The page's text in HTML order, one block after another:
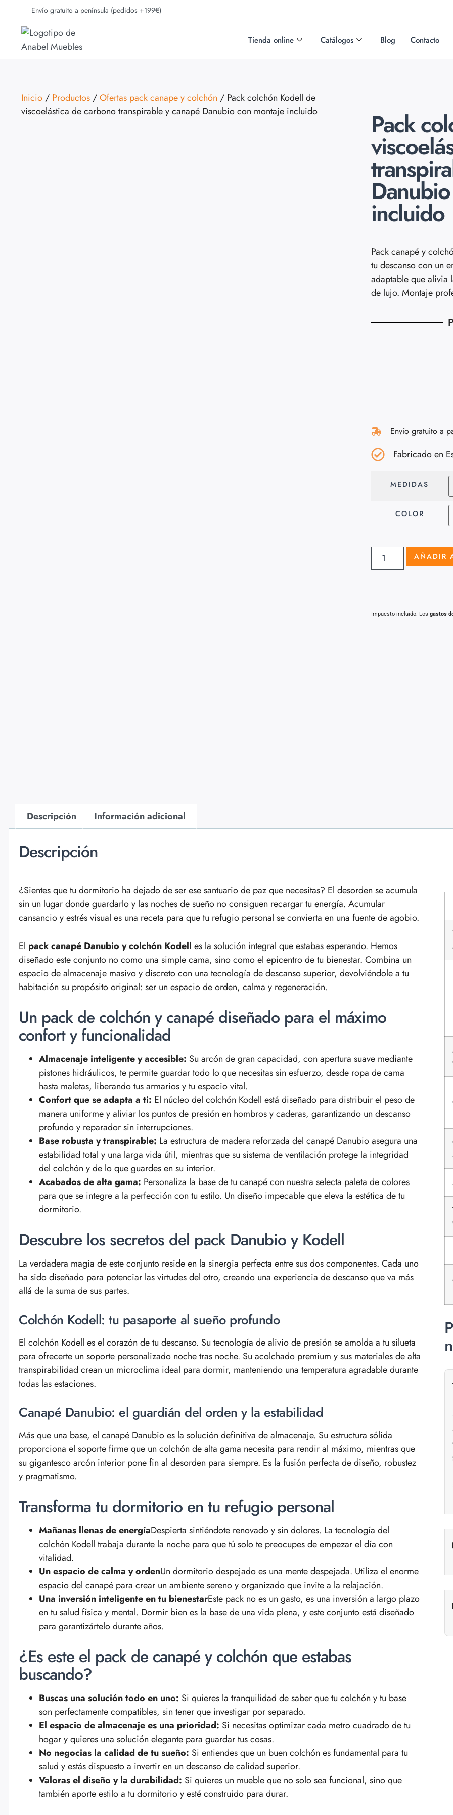
Envío gratuito a península (pedidos +199€)
Tienda online Catálogos Blog Contacto
Inicio / Productos /Ofertas pack canape y colchón / Pack colchón Kodell de
viscoelástica de carbono transpirable y canapé Danubio con montaje incluido
Pack
incluido
Pack canapé y
tu descanso con un
adaptable que alivia
de lujo. Montaje
Envío gratuito a
Fabricado en
MEDIDAS
COLOR
AÑADIR
Impuesto incluido. Los gastos
Descripción Información adicional
Descripción
¿Sientes que tu dormitorio ha dejado de ser ese santuario de paz que necesitas? El desorden se acumula
sin un lugar donde guardarlo y las noches de sueño no consiguen recargar tu energía. Acumular
cansancio y estrés visual es una receta para que tu refugio personal se convierta en una fuente de agobio.
El pack canapé Danubio y colchón Kodell es la solución integral que estabas esperando. Hemos
diseñado este conjunto no como una simple cama, sino como el epicentro de tu bienestar. Combina un
espacio de almacenaje masivo y discreto con una tecnología de descanso superior, devolviéndole a tu
habitación su propósito original: ser un espacio de orden, calma y regeneración.
Un pack de colchón y canapé diseñado para el máximo
confort y funcionalidad
Almacenaje inteligente y accesible: Su arcón de gran capacidad, con apertura suave mediante
pistones hidráulicos, te permite guardar todo lo que necesitas sin esfuerzo, desde ropa de cama
hasta maletas, liberando tus armarios y tu espacio vital.
Confort que se adapta a ti: El núcleo del colchón Kodell está diseñado para distribuir el peso de
manera uniforme y aliviar los puntos de presión en hombros y caderas, garantizando un descanso
profundo y reparador sin interrupciones.
Base robusta y transpirable: La estructura de madera reforzada del canapé Danubio asegura una
estabilidad total y una larga vida útil, mientras que su sistema de ventilación protege la integridad
del colchón y de lo que guardes en su interior.
Acabados de alta gama: Personaliza la base de tu canapé con nuestra selecta paleta de colores
para que se integre a la perfección con tu estilo. Un diseño impecable que eleva la estética de tu
dormitorio.
Descubre los secretos del pack Danubio y Kodell
La verdadera magia de este conjunto reside en la sinergia perfecta entre sus dos componentes. Cada uno
ha sido diseñado para potenciar las virtudes del otro, creando una experiencia de descanso que va más
allá de la suma de sus partes.
Colchón Kodell: tu pasaporte al sueño profundo
El colchón Kodell es el corazón de tu descanso. Su tecnología de alivio de presión se amolda a tu silueta
para ofrecerte un soporte personalizado noche tras noche. Su acolchado premium y sus materiales de alta
transpirabilidad crean un microclima ideal para dormir, manteniendo una temperatura agradable durante
todas las estaciones.
Canapé Danubio: el guardián del orden y la estabilidad
Más que una base, el canapé Danubio es la solución definitiva de almacenaje. Su estructura sólida
proporciona el soporte firme que un colchón de alta gama necesita para rendir al máximo, mientras que
su gigantesco arcón interior pone fin al desorden para siempre. Es la fusión perfecta de diseño, robustez
y pragmatismo.
Transforma tu dormitorio en tu refugio personal
Mañanas llenas de energíaDespierta sintiéndote renovado y sin dolores. La tecnología del
colchón Kodell trabaja durante la noche para que tú solo te preocupes de empezar el día con
vitalidad.
Un espacio de calma y ordenUn dormitorio despejado es una mente despejada. Utiliza el enorme
espacio del canapé para crear un ambiente sereno y organizado que invite a la relajación.
Una inversión inteligente en tu bienestarEste pack no es un gasto, es una inversión a largo plazo
en tu salud física y mental. Dormir bien es la base de una vida plena, y este conjunto está diseñado
para garantizártelo durante años.
¿Es este el pack de canapé y colchón que estabas
buscando?
Buscas una solución todo en uno: Si quieres la tranquilidad de saber que tu colchón y tu base
son perfectamente compatibles, sin tener que investigar por separado.
El espacio de almacenaje es una prioridad: Si necesitas optimizar cada metro cuadrado de tu
hogar y quieres una solución elegante para guardar tus cosas.
No negocias la calidad de tu sueño: Si entiendes que un buen colchón es fundamental para tu
salud y estás dispuesto a invertir en un descanso de calidad superior.
Valoras el diseño y la durabilidad: Si quieres un mueble que no solo sea funcional, sino que
también aporte estilo a tu dormitorio y esté construido para durar.